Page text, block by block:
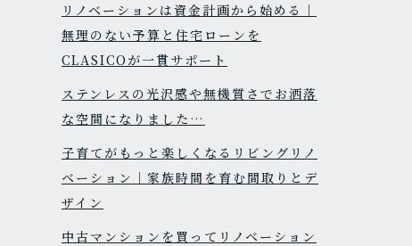
リノベーションは資金計画から始める｜
無理のない予算と住宅ローンを
CLASICOが一貫サポート
ステンレスの光沢感や無機質さでお洒落
な空間になりました…
子育てがもっと楽しくなるリビングリノ
ベーション｜家族時間を育む間取りとデ
ザイン
中古マンションを買ってリノベーション